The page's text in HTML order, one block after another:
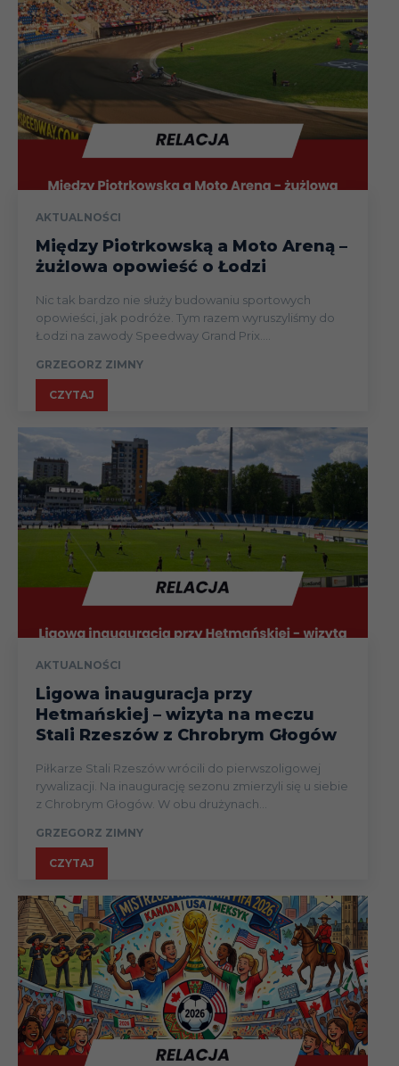
AKTUALNOŚCI
Między Piotrkowską a Moto Areną –
żużlowa opowieść o Łodzi
Nic tak bardzo nie służy budowaniu sportowych
opowieści, jak podróże. Tym razem wyruszyliśmy do
Łodzi na zawody Speedway Grand Prix....
GRZEGORZ ZIMNY
CZYTAJ
AKTUALNOŚCI
Ligowa inauguracja przy
Hetmańskiej – wizyta na meczu
Stali Rzeszów z Chrobrym Głogów
Piłkarze Stali Rzeszów wrócili do pierwszoligowej
rywalizacji. Na inaugurację sezonu zmierzyli się u siebie
z Chrobrym Głogów. W obu drużynach...
GRZEGORZ ZIMNY
CZYTAJ